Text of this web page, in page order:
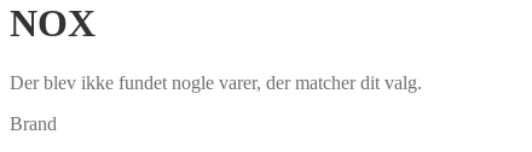
NOX
Der blev ikke fundet nogle varer, der matcher dit valg.
Brand